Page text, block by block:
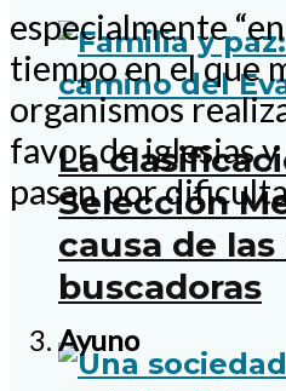
La
Selección
causa de
buscadoras
especialmente
tiempo en el que
organismos
favor de iglesias
pasan por
Ayuno